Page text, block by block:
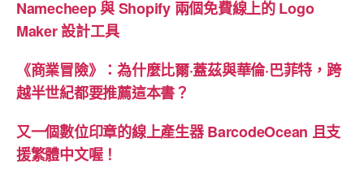
本、
與
新
Namecheep 與 Shopify 兩個免費線上的 Logo
Maker 設計工具
《商業冒險》：為什麼比爾·蓋茲與華倫·巴菲特，跨
越半世紀都要推薦這本書？
又一個數位印章的線上產生器 BarcodeOcean 且支
援繁體中文喔！